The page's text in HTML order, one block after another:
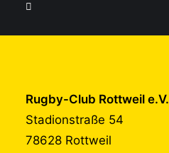
Rugby-Club Rottweil e.V.
Stadionstraße 54
78628 Rottweil